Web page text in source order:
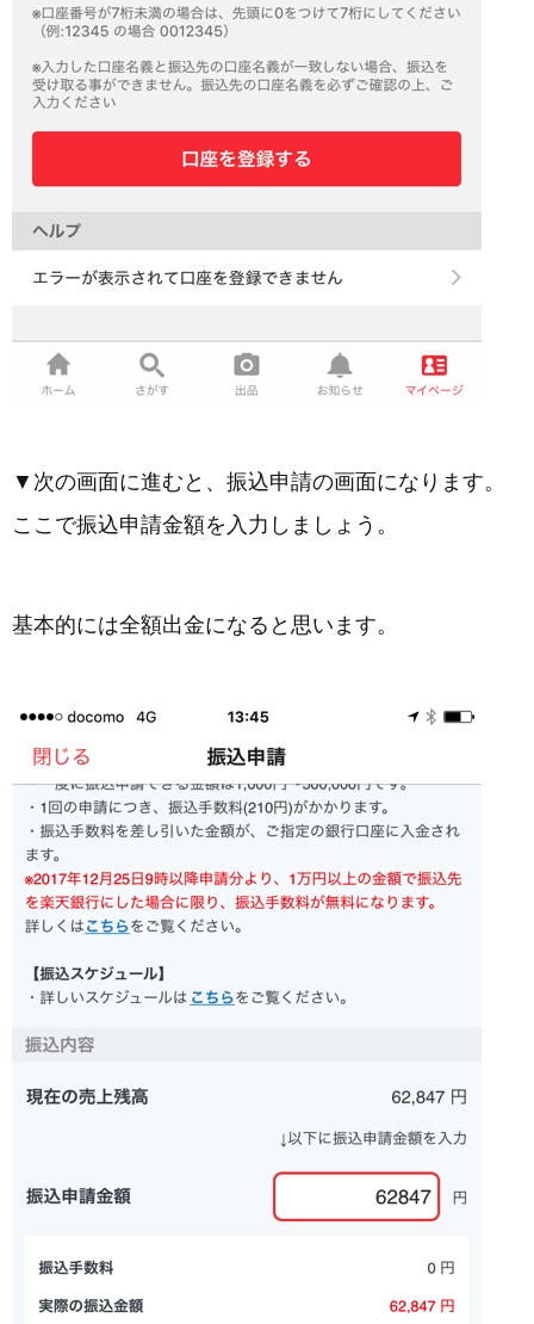
▼次の画面に進むと、振込申請の画面になります。
ここで振込申請金額を入力しましょう。
基本的には全額出金になると思います。